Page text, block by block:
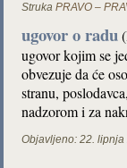
Struka PRAVO –
ugovor o radu
ugovor kojim se
obvezuje da će
stranu,
nadzorom i za
Objavljeno: 22. lipnja